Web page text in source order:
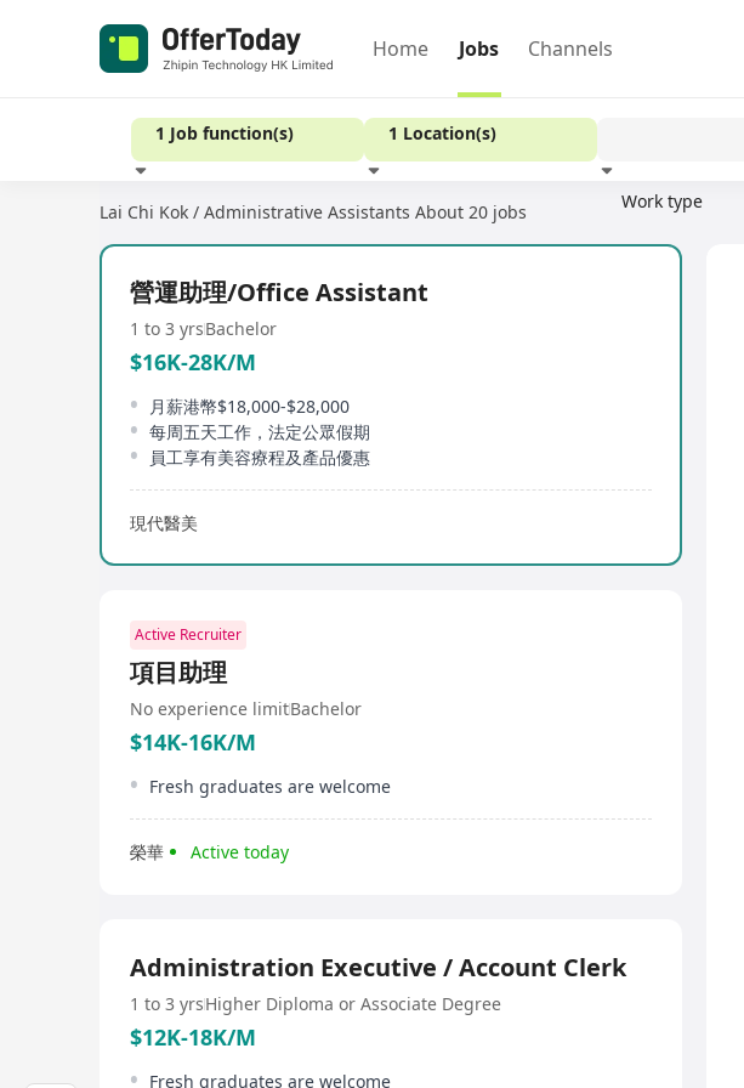
Home Jobs Channels
1 Job function(s) 1 Location(s)
Work type
Experience
Lai Chi Kok / Administrative Assistants About 20 jobs
營運助理/Office Assistant
1 to 3 yrsBachelor
$16K-28K/M
月薪港幣$18,000-$28,000
每周五天工作，法定公眾假期
員工享有美容療程及產品優惠
現代醫美
Active Recruiter
項目助理
No experience limitBachelor
$14K-16K/M
Fresh graduates are welcome
榮華 Active today
Administration Executive / Account Clerk
1 to 3 yrsHigher Diploma or Associate Degree
$12K-18K/M
Fresh graduates are welcome